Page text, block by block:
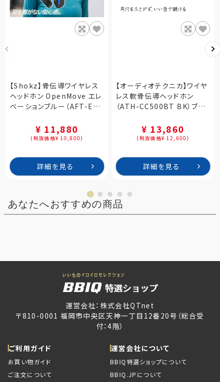
【Shokz】骨伝導ワイヤレス
ヘッドホン OpenMove エレ
ベーションブルー（AFT-EP-
¥ 11,880
(税抜価格¥ 10,800)
詳細を見る
【オーディオテクニカ】ワイヤ
レス軟骨伝導ヘッドホン
（ATH-CC500BT BK）ブラ
¥ 13,860
(税抜価格¥ 12,600)
詳細を見る
あなたへおすすめの商品
運営会社：株式会社QTnet
〒810-0001 福岡市中央区天神一丁目12番20号（総合受
付：4階）
ご利用ガイド
お買い物ガイド
ご注文について
運営会社について
BBIQ特選ショップについて
BBIQ.JPについて